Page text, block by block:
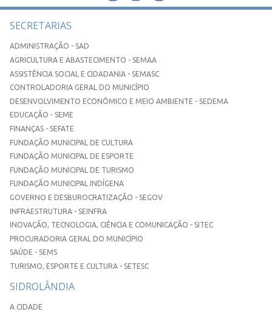
SECRETARIAS
ADMINISTRAÇÃO - SAD
AGRICULTURA E ABASTECIMENTO - SEMAA
ASSISTÊNCIA SOCIAL E CIDADANIA - SEMASC
CONTROLADORIA GERAL DO MUNICÍPIO
DESENVOLVIMENTO ECONÔMICO E MEIO AMBIENTE - SEDEMA
EDUCAÇÃO - SEME
FINANÇAS - SEFATE
FUNDAÇÃO MUNICIPAL DE CULTURA
FUNDAÇÃO MUNICIPAL DE ESPORTE
FUNDAÇÃO MUNICIPAL DE TURISMO
FUNDAÇÃO MUNICIPAL INDÍGENA
GOVERNO E DESBUROCRATIZAÇÃO - SEGOV
INFRAESTRUTURA - SEINFRA
INOVAÇÃO, TECNOLOGIA, CIÊNCIA E COMUNICAÇÃO - SITEC
PROCURADORIA GERAL DO MUNICÍPIO
SAÚDE - SEMS
TURISMO, ESPORTE E CULTURA - SETESC
SIDROLÂNDIA
A CIDADE